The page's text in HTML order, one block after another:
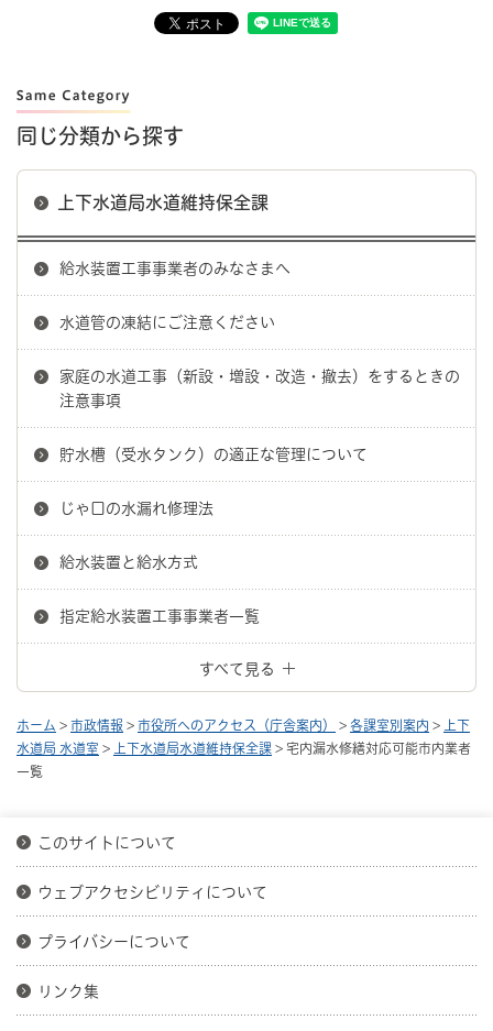
同じ分類から探す
上下水道局水道維持保全課
給水装置工事事業者のみなさまへ
水道管の凍結にご注意ください
家庭の水道工事（新設・増設・改造・撤去）をするときの
注意事項
貯水槽（受水タンク）の適正な管理について
じゃ口の水漏れ修理法
給水装置と給水方式
指定給水装置工事事業者一覧
すべて見る
ホーム > 市政情報 > 市役所へのアクセス（庁舎案内） > 各課室別案内 >
上下
水道局 水道室 > 上下水道局水道維持保全課 > 宅内漏水修繕対応可能市内業者
一覧
このサイトについて
ウェブアクセシビリティについて
プライバシーについて
リンク集